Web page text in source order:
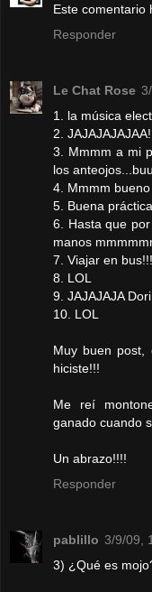
Este comentario
Responder
Le Chat Rose
1. la música
2.
3. Mmmm a mi
los
4. Mmmm bueno
5. Buena práctica
6. Hasta que
manos
7. Viajar en
8. LOL
9. JAJAJAJA
10. LOL
Muy buen post,
hiciste!!!
Me reí
ganado cuando
Un abrazo!!!!
Responder
pablillo 3/9/09,
3) ¿Qué es